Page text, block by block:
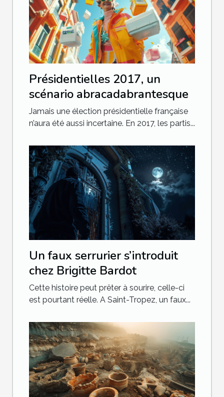
Présidentielles 2017, un
scénario abracadabrantesque
Jamais une élection présidentielle française
n’aura été aussi incertaine. En 2017, les partis...
Un faux serrurier s’introduit
chez Brigitte Bardot
Cette histoire peut prêter à sourire, celle-ci
est pourtant réelle. A Saint-Tropez, un faux...